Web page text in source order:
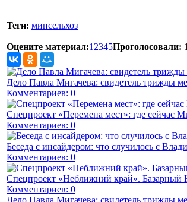
Теги: минсельхоз
Оцените материал:1 2345Проголосовали:
Дело Павла Мигачева: свидетель трижды
Комментариев: 0
Спецпроект «Перемена мест»: где сейчас
Комментариев: 0
Беседа с инсайдером: что случилось с
Комментариев: 0
Спецпроект «Неближний край». Базарный
Комментариев: 0
Дело Павла Мигачева: свидетель трижды